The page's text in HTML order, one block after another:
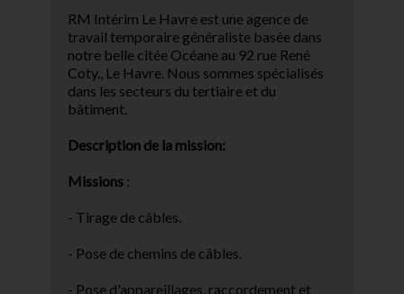
RM Intérim Le Havre est une agence de
travail temporaire généraliste basée dans
notre belle citée Océane au 92 rue René
Coty., Le Havre. Nous sommes spécialisés
dans les secteurs du tertiaire et du
bâtiment.
Description de la mission:
Missions :
- Tirage de câbles.
- Pose de chemins de câbles.
- Pose d'appareillages, raccordement et